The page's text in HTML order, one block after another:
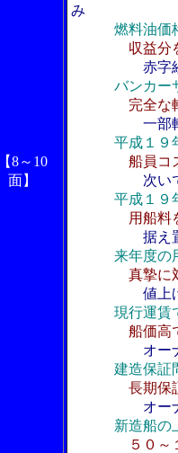
【8～10
面】
み
燃料油価
収益分
赤字
バンカー
完全な
一部
平成１９
船員コ
次い
平成１９
用船料
据え
来年度の
真摯に
値上
現行運賃
船価高
オー
建造保証
長期保
オー
新造船の
５０～